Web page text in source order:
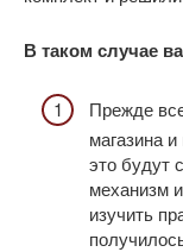
В таком случае
Прежде
магазина
это будут
механизм
изучить